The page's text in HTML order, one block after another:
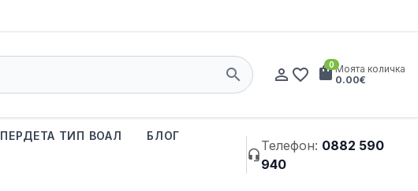
search person_outline favorite_border shopping_bag
0Моята количка
0.00€
ПЕРДЕТА ТИП ВОАЛ БЛОГ
headset_mic
Телефон: 0882 590
940